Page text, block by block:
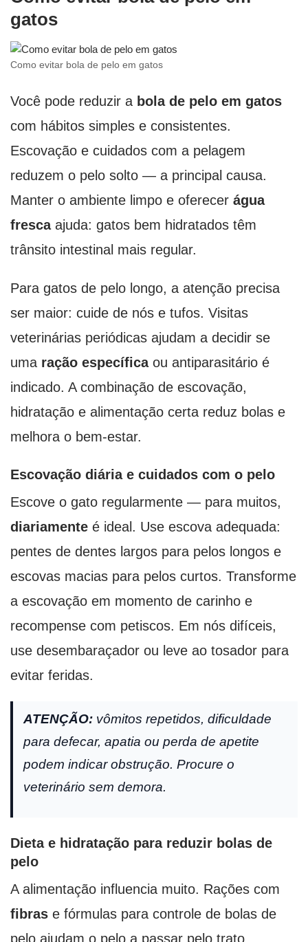
gatos
Como evitar bola de pelo em gatos
Você pode reduzir a bola de pelo em gatos
com hábitos simples e consistentes.
Escovação e cuidados com a pelagem
reduzem o pelo solto — a principal causa.
Manter o ambiente limpo e oferecer água
frescaajuda: gatos bem hidratados têm
trânsito intestinal mais regular.
Para gatos de pelo longo, a atenção precisa
ser maior: cuide de nós e tufos. Visitas
veterinárias periódicas ajudam a decidir se
uma ração específicaou antiparasitário é
indicado. A combinação de escovação,
hidratação e alimentação certa reduz bolas e
melhora o bem-estar.
Escovação diária e cuidados com o pelo
Escove o gato regularmente — para muitos,
diariamente é ideal. Use escova adequada:
pentes de dentes largos para pelos longos e
escovas macias para pelos curtos. Transforme
a escovação em momento de carinho e
recompense com petiscos. Em nós difíceis,
use desembaraçador ou leve ao tosador para
evitar feridas.
ATENÇÃO: vômitos repetidos, dificuldade
para defecar, apatia ou perda de apetite
podem indicar obstrução. Procure o
veterinário sem demora.
Dieta e hidratação para reduzir bolas de
pelo
A alimentação influencia muito. Rações com
fibras e fórmulas para controle de bolas de
pelo ajudam o pelo a passar pelo trato